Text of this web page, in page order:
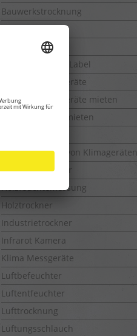
Bauwerkstrocknung
CM-Messung
Cookie Policy
Energieeffizienz-Label
Entfeuchtungsgeräte
Entfeuchtungsgeräte mieten
Estrichtrockner mieten
Funktionsweise von Klimageräten
Gebäudetrockner
Holzfeuchtemessung
Holztrockner
Industrietrockner
Infrarot Kamera
Klima Messgeräte
Luftbefeuchter
Luftentfeuchter
Lufttrocknung
Lüftungsschlauch